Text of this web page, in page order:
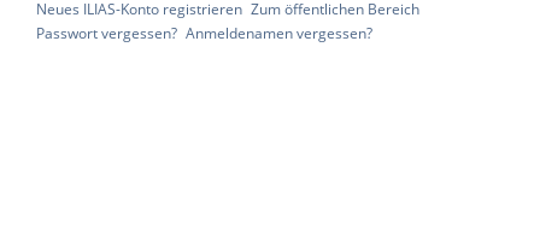
Neues ILIAS-Konto registrieren Zum öffentlichen Bereich
Passwort vergessen? Anmeldenamen vergessen?